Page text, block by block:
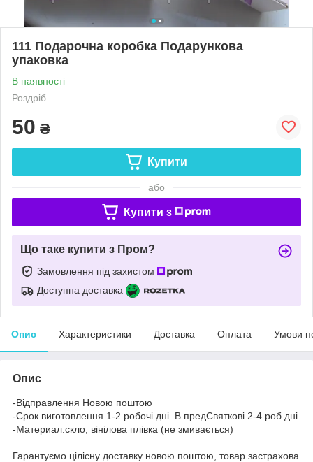
111 Подарочна коробка Подарункова
упаковка
В наявності
Роздріб
50 ₴
Купити
або
Купити з
Що таке купити з Пром?
Замовлення під захистом
Доступна доставка
Опис Характеристики Доставка Оплата Умови
Опис
-Відправлення Новою поштою
-Срок виготовлення 1-2 робочі дні. В предСвяткові 2-4 роб.дні.
-Материал:скло, вінілова плівка (не змивається)
Гарантуємо цілісну доставку новою поштою, товар застрахова